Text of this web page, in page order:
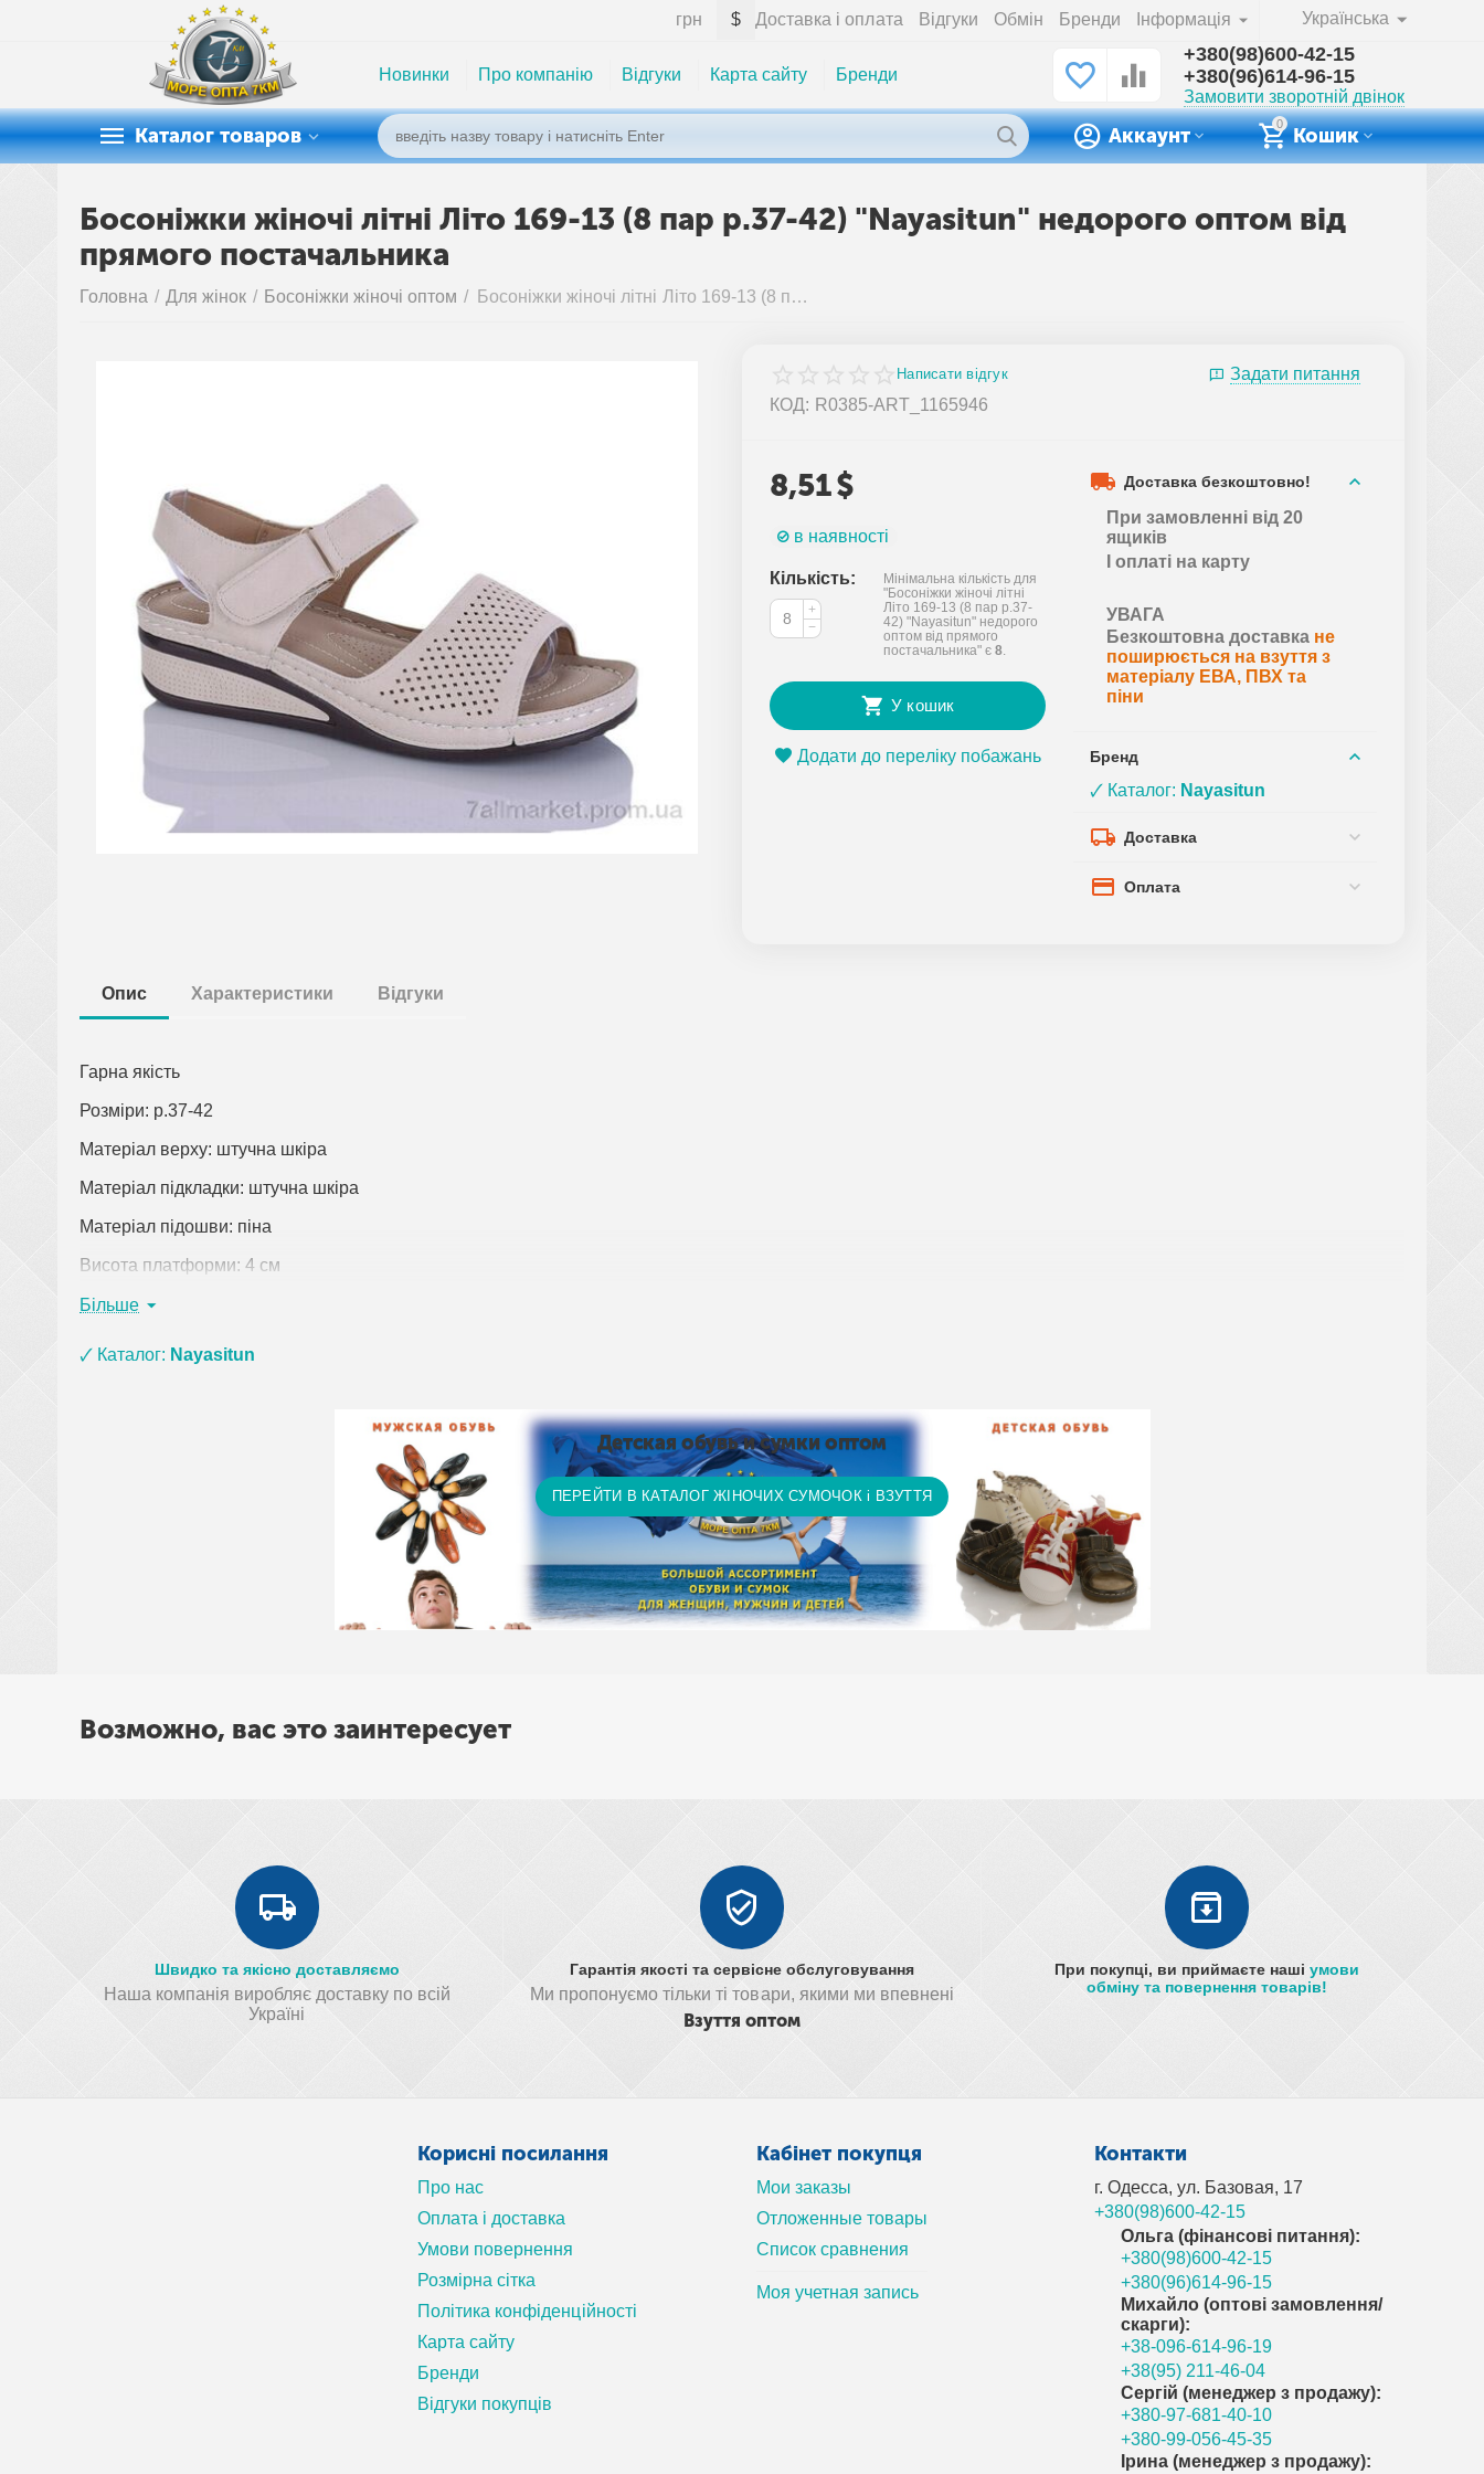
Українська
Доставка і оплата Відгуки Обмін Бренди Інформація
грн $
Новинки Про компанію Відгуки Карта сайту Бренди
+380(98)600-42-15
+380(96)614-96-15
Замовити зворотній двінок
Каталог товаров
0
Кошик
Аккаунт
Босоніжки жіночі літні Літо 169-13 (8 пар р.37-42) "Nayasitun" недорого оптом від
прямого постачальника
Головна / Для жінок / Босоніжки жіночі оптом / Босоніжки жіночі літні Літо 169-13 (8 пар р.37-42) "Nayasitun" недорого оптом від прямого постачальника
Написати відгук
Задати питання
КОД: R0385-ART_1165946
8,51$
в наявності
Кількість:
+
−
Мінімальна кількість для
"Босоніжки жіночі літні
Літо 169-13 (8 пар р.37-
42) "Nayasitun" недорого
оптом від прямого
постачальника" є8.
У кошик
Додати до переліку побажань
Доставка безкоштовно!
При замовленні від 20
ящиків
І оплаті на карту
УВАГА
Безкоштовна доставка не
поширюється на взуття з
матеріалу ЕВА, ПВХ та
піни
Бренд
🗸 Каталог: Nayasitun
Доставка
Оплата
Опис Характеристики Відгуки
Гарна якість
Розміри: р.37-42
Матеріал верху: штучна шкіра
Матеріал підкладки: штучна шкіра
Матеріал підошви: піна
Висота платформи: 4 см
Колір: бежевий
При замовленні одягу (крім верхнього) на суму від 15 тис. грн. і оплаті на карту доставка безкоштовно! При замовленні взуття від 20 ящиків (крім
взуття з матеріалу ЕВА, ПВХ та піни) і оплаті на карту доставка безкоштовно! Доставка НЕ ​​ОПЛАЧУЄТЬСЯ за великогабаритний товар (валізи,
рюкзаки, сумки, покривала, постільна білизна, рушники тощо)
Більше
🗸 Каталог: Nayasitun
Детская обувь и сумки оптом
ПЕРЕЙТИ В КАТАЛОГ ЖІНОЧИХ СУМОЧОК і ВЗУТТЯ
Возможно, вас это заинтересует
Швидко та якісно доставляємо
Наша компанія виробляє доставку по всій
Україні
Гарантія якості та сервісне обслуговування
Ми пропонуємо тільки ті товари, якими ми впевнені
Взуття оптом
При покупці, ви приймаєте нашіумови
обміну та повернення товарів!
Корисні посилання
Про нас
Оплата і доставка
Умови повернення
Розмірна сітка
Політика конфіденційності
Карта сайту
Бренди
Відгуки покупців
Кабінет покупця
Мои заказы
Отложенные товары
Список сравнения
Моя учетная запись
Контакти
г. Одесса, ул. Базовая, 17
+380(98)600-42-15
Ольга (фінансові питання):
+380(98)600-42-15
+380(96)614-96-15
Михайло (оптові замовлення/
скарги):
+38-096-614-96-19
+38(95) 211-46-04
Сергій (менеджер з продажу):
+380-97-681-40-10
+380-99-056-45-35
Ірина (менеджер з продажу):